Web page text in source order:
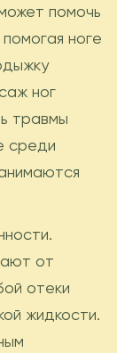
помочь
ноге
ног
травмы
среди
от
отеки
жидкости.